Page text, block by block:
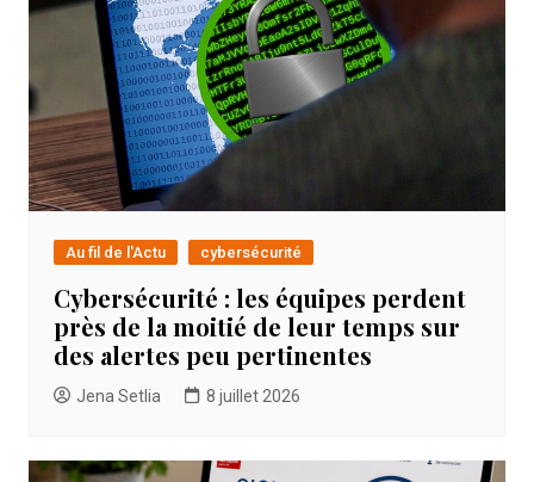
Au fil de l'Actu cybersécurité
Cybersécurité : les équipes perdent
près de la moitié de leur temps sur
des alertes peu pertinentes
Jena Setlia 8 juillet 2026